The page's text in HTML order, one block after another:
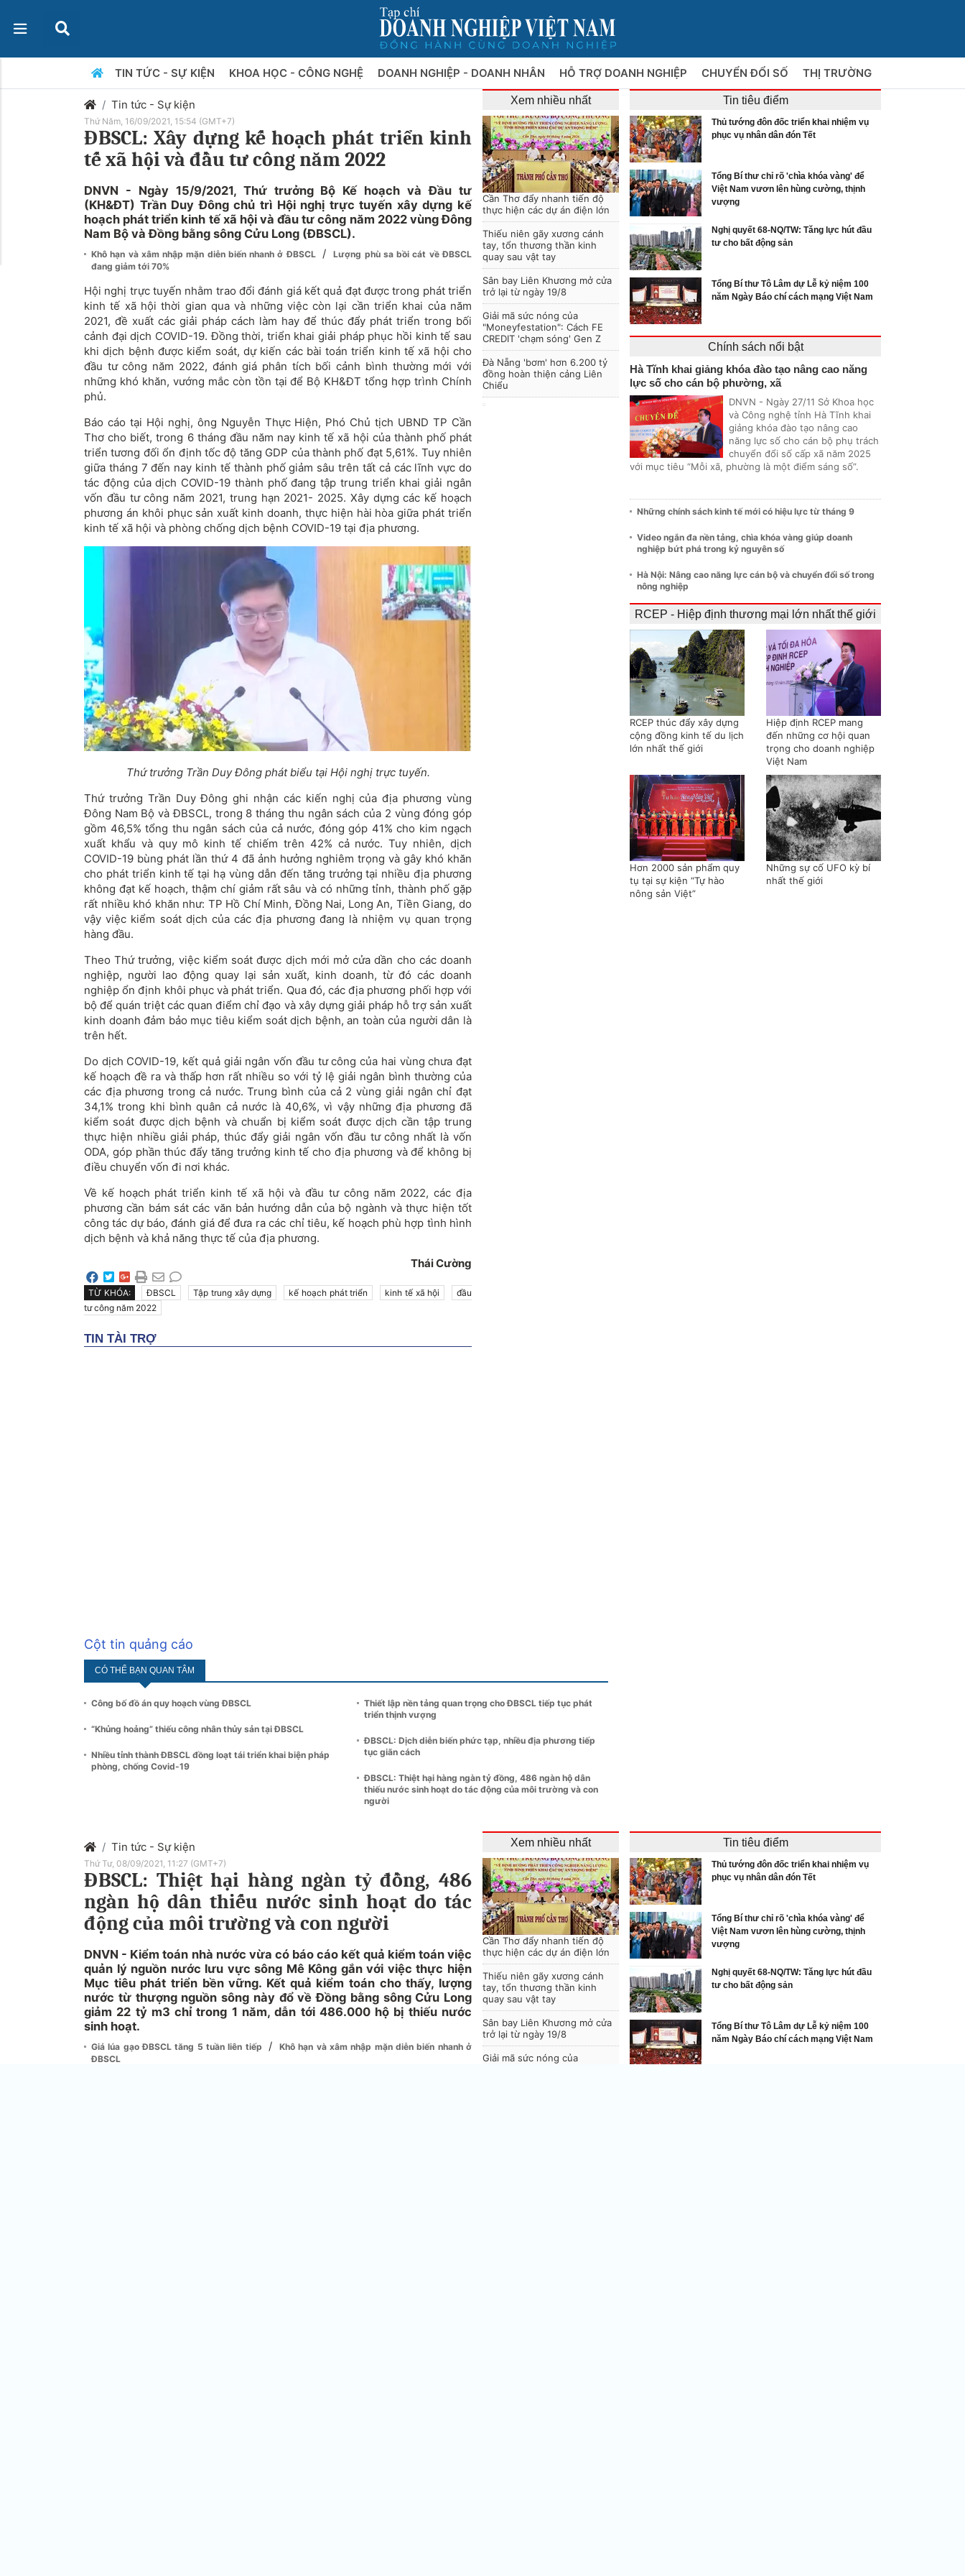
TIN TỨC - SỰ KIỆN KHOA HỌC - CÔNG NGHỆ DOANH NGHIỆP - DOANH NHÂN HỖ TRỢ DOANH NGHIỆP CHUYỂN ĐỔI SỐ THỊ TRƯỜNG
Tin tức - Sự kiện
Thứ Năm, 16/09/2021, 15:54 (GMT+7)
ĐBSCL: Xây dựng kế hoạch phát triển kinh
tế xã hội và đầu tư công năm 2022
DNVN - Ngày 15/9/2021, Thứ trưởng Bộ Kế hoạch và Đầu tư
(KH&ĐT) Trần Duy Đông chủ trì Hội nghị trực tuyến xây dựng kế
hoạch phát triển kinh tế xã hội và đầu tư công năm 2022 vùng Đông
Nam Bộ và Đồng bằng sông Cửu Long (ĐBSCL).
Khô hạn và xâm nhập mặn diễn biến nhanh ở ĐBSCL /
Lượng phù sa bồi cát về ĐBSCL
đang giảm tới 70%
Hội nghị trực tuyến nhằm trao đổi đánh giá kết quả đạt được trong phát triển
kinh tế xã hội thời gian qua và những việc còn lại cần triển khai của năm
2021, đề xuất các giải pháp cách làm hay để thúc đẩy phát triển trong bối
cảnh đại dịch COVID-19. Đồng thời, triển khai giải pháp phục hồi kinh tế sau
khi dịch bệnh được kiểm soát, dự kiến các bài toán triển kinh tế xã hội cho
đầu tư công năm 2022, đánh giá phân tích bối cảnh bình thường mới với
những khó khăn, vướng mắc còn tồn tại để Bộ KH&ĐT tổng hợp trình Chính
phủ.
Báo cáo tại Hội nghị, ông Nguyễn Thực Hiện, Phó Chủ tịch UBND TP Cần
Thơ cho biết, trong 6 tháng đầu năm nay kinh tế xã hội của thành phố phát
triển tương đối ổn định tốc độ tăng GDP của thành phố đạt 5,61%. Tuy nhiên
giữa tháng 7 đến nay kinh tế thành phố giảm sâu trên tất cả các lĩnh vực do
tác động của dịch COVID-19 thành phố đang tập trung triển khai giải ngân
vốn đầu tư công năm 2021, trung hạn 2021- 2025. Xây dựng các kế hoạch
phương án khôi phục sản xuất kinh doanh, thực hiện hài hòa giữa phát triển
kinh tế xã hội và phòng chống dịch bệnh COVID-19 tại địa phương.
Thứ trưởng Trần Duy Đông phát biểu tại Hội nghị trực tuyến.
Thứ trưởng Trần Duy Đông ghi nhận các kiến nghị của địa phương vùng
Đông Nam Bộ và ĐBSCL, trong 8 tháng thu ngân sách của 2 vùng đóng góp
gồm 46,5% tổng thu ngân sách của cả nước, đóng góp 41% cho kim ngạch
xuất khẩu và quy mô kinh tế chiếm trên 42% cả nước. Tuy nhiên, dịch
COVID-19 bùng phát lần thứ 4 đã ảnh hưởng nghiêm trọng và gây khó khăn
cho phát triển kinh tế tại hạ vùng dẫn đến tăng trưởng tại nhiều địa phương
không đạt kế hoạch, thậm chí giảm rất sâu và có những tỉnh, thành phố gặp
rất nhiều khó khăn như: TP Hồ Chí Minh, Đồng Nai, Long An, Tiền Giang, do
vậy việc kiểm soát dịch của các địa phương đang là nhiệm vụ quan trọng
hàng đầu.
Theo Thứ trưởng, việc kiểm soát được dịch mới mở cửa dần cho các doanh
nghiệp, người lao động quay lại sản xuất, kinh doanh, từ đó các doanh
nghiệp ổn định khôi phục và phát triển. Qua đó, các địa phương phối hợp với
bộ để quán triệt các quan điểm chỉ đạo và xây dựng giải pháp hỗ trợ sản xuất
kinh doanh đảm bảo mục tiêu kiểm soát dịch bệnh, an toàn của người dân là
trên hết.
Do dịch COVID-19, kết quả giải ngân vốn đầu tư công của hai vùng chưa đạt
kế hoạch đề ra và thấp hơn rất nhiều so với tỷ lệ giải ngân bình thường của
các địa phương trong cả nước. Trung bình của cả 2 vùng giải ngân chỉ đạt
34,1% trong khi bình quân cả nước là 40,6%, vì vậy những địa phương đã
kiểm soát được dịch bệnh và chuẩn bị kiểm soát được dịch cần tập trung
thực hiện nhiều giải pháp, thúc đẩy giải ngân vốn đầu tư công nhất là vốn
ODA, góp phần thúc đẩy tăng trưởng kinh tế cho địa phương và để không bị
điều chuyển vốn đi nơi khác.
Về kế hoạch phát triển kinh tế xã hội và đầu tư công năm 2022, các địa
phương cần bám sát các văn bản hướng dẫn của bộ ngành và thực hiện tốt
công tác dự báo, đánh giá để đưa ra các chỉ tiêu, kế hoạch phù hợp tình hình
dịch bệnh và khả năng thực tế của địa phương.
Thái Cường
TỪ KHÓA: ĐBSCL Tập trung xây dựng kế hoạch phát triển kinh tế xã hội
đầu
tư công năm 2022
Xem nhiều nhất
Cần Thơ đẩy nhanh tiến độ
thực hiện các dự án điện lớn
Thiếu niên gãy xương cánh
tay, tổn thương thần kinh
quay sau vật tay
Sân bay Liên Khương mở cửa
trở lại từ ngày 19/8
Giải mã sức nóng của
"Moneyfestation": Cách FE
CREDIT 'chạm sóng' Gen Z
Đà Nẵng 'bơm' hơn 6.200 tỷ
đồng hoàn thiện cảng Liên
Chiểu
Cột tin quảng cáo
CÓ THỂ BẠN QUAN TÂM
Công bố đồ án quy hoạch vùng ĐBSCL
“Khủng hoảng” thiếu công nhân thủy sản tại ĐBSCL
Nhiều tỉnh thành ĐBSCL đồng loạt tái triển khai biện pháp
phòng, chống Covid-19
Thiết lập nền tảng quan trọng cho ĐBSCL tiếp tục phát
triển thịnh vượng
ĐBSCL: Dịch diễn biến phức tạp, nhiều địa phương tiếp
tục giãn cách
ĐBSCL: Thiệt hại hàng ngàn tỷ đồng, 486 ngàn hộ dân
thiếu nước sinh hoạt do tác động của môi trường và con
người
Tin tiêu điểm
Thủ tướng đôn đốc triển khai nhiệm vụ
phục vụ nhân dân đón Tết
Tổng Bí thư chỉ rõ 'chìa khóa vàng' để
Việt Nam vươn lên hùng cường, thịnh
vượng
Nghị quyết 68-NQ/TW: Tăng lực hút đầu
tư cho bất động sản
Tổng Bí thư Tô Lâm dự Lễ kỷ niệm 100
năm Ngày Báo chí cách mạng Việt Nam
Chính sách nổi bật
Hà Tĩnh khai giảng khóa đào tạo nâng cao năng
lực số cho cán bộ phường, xã
DNVN - Ngày 27/11 Sở Khoa học
và Công nghệ tỉnh Hà Tĩnh khai
giảng khóa đào tạo nâng cao
năng lực số cho cán bộ phụ trách
chuyển đổi số cấp xã năm 2025
với mục tiêu “Mỗi xã, phường là một điểm sáng số”.
Những chính sách kinh tế mới có hiệu lực từ tháng 9
Video ngắn đa nền tảng, chìa khóa vàng giúp doanh
nghiệp bứt phá trong kỷ nguyên số
Hà Nội: Nâng cao năng lực cán bộ và chuyển đổi số trong
nông nghiệp
RCEP - Hiệp định thương mại lớn nhất thế giới
RCEP thúc đẩy xây dựng
cộng đồng kinh tế du lịch
lớn nhất thế giới
Hiệp định RCEP mang
đến những cơ hội quan
trọng cho doanh nghiệp
Việt Nam
Hơn 2000 sản phẩm quy
tụ tại sự kiện “Tự hào
nông sản Việt”
Những sự cố UFO kỳ bí
nhất thế giới
Tin tức - Sự kiện
Thứ Tư, 08/09/2021, 11:27 (GMT+7)
ĐBSCL: Thiệt hại hàng ngàn tỷ đồng, 486
ngàn hộ dân thiếu nước sinh hoạt do tác
động của môi trường và con người
DNVN - Kiểm toán nhà nước vừa có báo cáo kết quả kiểm toán việc
quản lý nguồn nước lưu vực sông Mê Kông gắn với việc thực hiện
Mục tiêu phát triển bền vững. Kết quả kiểm toán cho thấy, lượng
nước từ thượng nguồn sông này đổ về Đồng bằng sông Cửu Long
giảm 22 tỷ m3 chỉ trong 1 năm, dẫn tới 486.000 hộ bị thiếu nước
sinh hoạt.
Giá lúa gạo ĐBSCL tăng 5 tuần liên tiếp /
Khô hạn và xâm nhập mặn diễn biến nhanh ở
ĐBSCL
Xem nhiều nhất
Cần Thơ đẩy nhanh tiến độ
thực hiện các dự án điện lớn
Thiếu niên gãy xương cánh
tay, tổn thương thần kinh
quay sau vật tay
Sân bay Liên Khương mở cửa
trở lại từ ngày 19/8
Giải mã sức nóng của
Tin tiêu điểm
Thủ tướng đôn đốc triển khai nhiệm vụ
phục vụ nhân dân đón Tết
Tổng Bí thư chỉ rõ 'chìa khóa vàng' để
Việt Nam vươn lên hùng cường, thịnh
vượng
Nghị quyết 68-NQ/TW: Tăng lực hút đầu
tư cho bất động sản
Tổng Bí thư Tô Lâm dự Lễ kỷ niệm 100
năm Ngày Báo chí cách mạng Việt Nam